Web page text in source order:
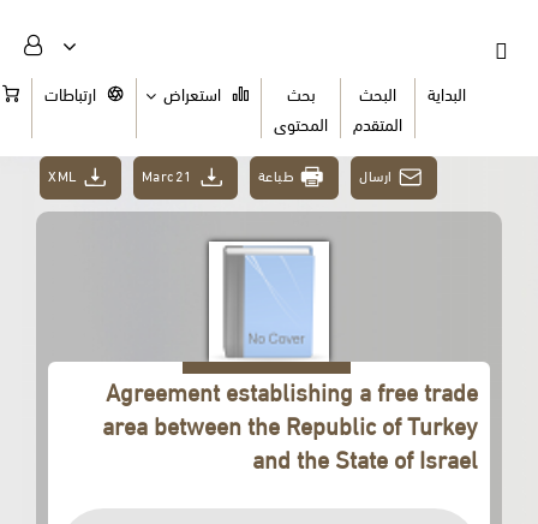
البحث
بحث
المحتوى
استعراض ارتباطات السلة
ارسال طباعة Marc21
Agreement establishing a free trade
area between the Republic of Turkey
and the State of Israel